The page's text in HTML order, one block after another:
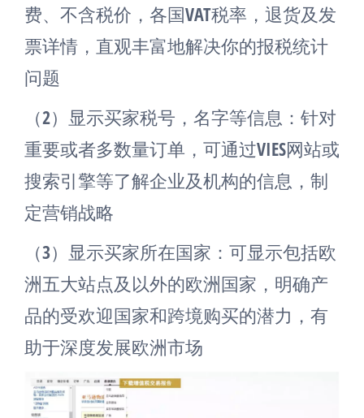
费、不含税价，各国VAT税率，退货及发
票详情，直观丰富地解决你的报税统计
问题
（2）显示买家税号，名字等信息：针对
重要或者多数量订单，可通过VIES网站或
搜索引擎等了解企业及机构的信息，制
定营销战略
（3）显示买家所在国家：可显示包括欧
洲五大站点及以外的欧洲国家，明确产
品的受欢迎国家和跨境购买的潜力，有
助于深度发展欧洲市场